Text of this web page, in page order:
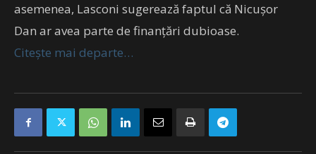
asemenea, Lasconi sugerează faptul că Nicușor
Dan ar avea parte de finanțări dubioase.
Citește mai departe…